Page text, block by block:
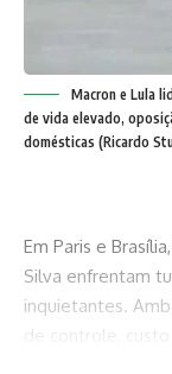
Macron e Lula
de vida elevado,
domésticas (Ricardo
Em Paris e
Silva enfrentam
inquietantes.
de controle,